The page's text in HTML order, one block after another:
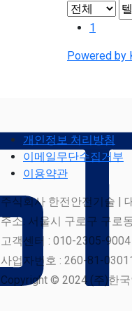
1
Powered by
개인정보 처리방침
이메일무단수집거부
이용약관
주식회사 한전안전기술 |
주소: 서울시 구로구 구로
고객센터 : 010-2305-9004
사업자번호 : 260-81-
Copyright © 2024 (주)한